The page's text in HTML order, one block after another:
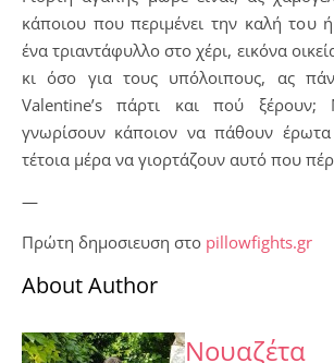
κάποιου που περιμένει την καλή του
ένα τριαντάφυλλο στο χέρι, εικόνα
κι όσο για τους υπόλοιπους, ας
Valentine’s πάρτι και πού ξέρουν;
γνωρίσουν κάποιον να πάθουν
τέτοια μέρα να γιορτάζουν αυτό που
—
Πρώτη δημοσιευση στο pillowfights.gr
About Author
Νουαζέτα